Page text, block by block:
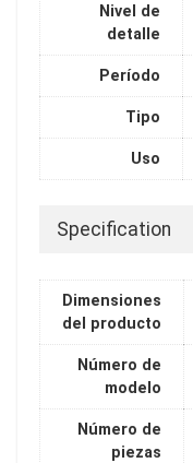
Nivel de
detalle
Período
Tipo
Uso
Specification
Dimensiones
del producto
Número de
modelo
Número de
piezas